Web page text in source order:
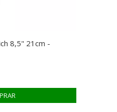
8,5" 21cm -